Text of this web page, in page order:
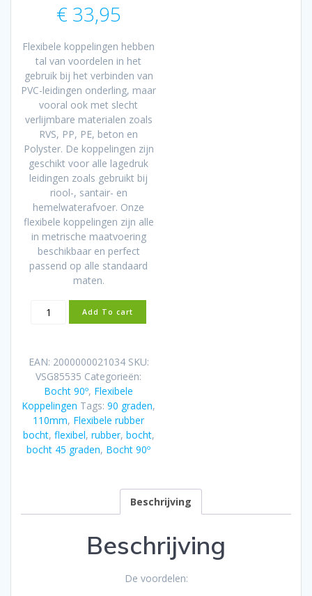
€33,95
Flexibele koppelingen hebben
tal van voordelen in het
gebruik bij het verbinden van
PVC-leidingen onderling, maar
vooral ook met slecht
verlijmbare materialen zoals
RVS, PP, PE, beton en
Polyster. De koppelingen zijn
geschikt voor alle lagedruk
leidingen zoals gebruikt bij
riool-, santair- en
hemelwaterafvoer. Onze
flexibele koppelingen zijn alle
in metrische maatvoering
beschikbaar en perfect
passend op alle standaard
maten.
Flexibele
rubber
110mm
aantal
Add To cart
EAN: 2000000021034 SKU:
VSG85535 Categorieën:
Bocht 90º, Flexibele
Koppelingen Tags: 90 graden,
110mm, Flexibele rubber
bocht, flexibel, rubber, bocht,
bocht 45 graden, Bocht 90º
Beschrijving
Beschrijving
De voordelen: